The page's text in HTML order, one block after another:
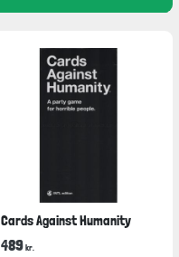
Cards Against Humanity
489kr.